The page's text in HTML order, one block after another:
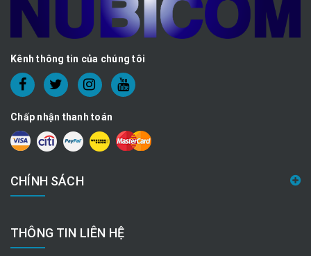
Kênh thông tin của chúng tôi
Chấp nhận thanh toán
CHÍNH SÁCH
THÔNG TIN LIÊN HỆ